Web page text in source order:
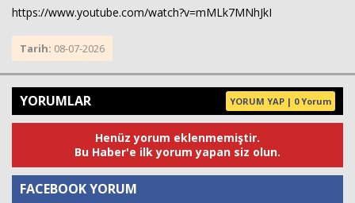
https://www.youtube.com/watch?v=mMLk7MNhJkI
Tarih: 08-07-2026
YORUMLAR YORUM YAP | 0 Yorum
Henüz yorum eklenmemiştir.
Bu Haber'e ilk yorum yapan siz olun.
FACEBOOK YORUM